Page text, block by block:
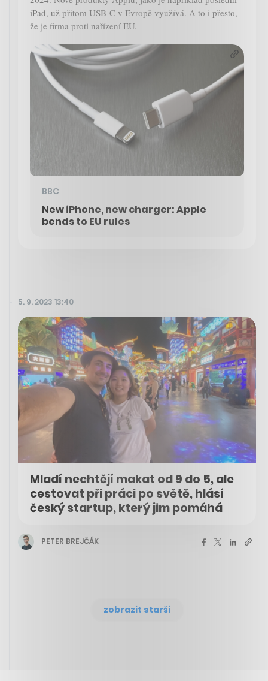
iPad, už přitom USB-C v Evropě využívá. A to i přesto,
že je firma proti nařízení EU.
BBC
New iPhone, new charger: Apple
bends to EU rules
5. 9. 2023 13:40
Mladí nechtějí makat od 9 do 5, ale
cestovat při práci po světě, hlásí
český startup, který jim pomáhá
PETER BREJČÁK
zobrazit starší